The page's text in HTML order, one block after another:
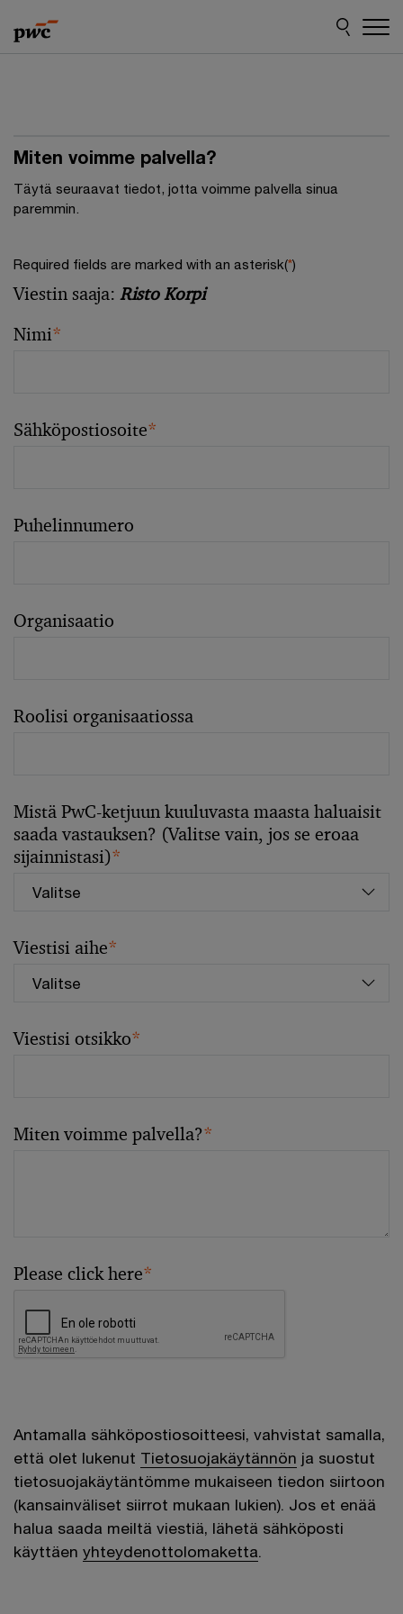
to
content
to
footer
Miten voimme palvella?
Täytä seuraavat tiedot, jotta voimme palvella sinua
paremmin.
Required fields are marked with an asterisk(*)
Viestin saaja: Risto Korpi
Nimi*
Sähköpostiosoite*
Puhelinnumero
Organisaatio
Roolisi organisaatiossa
Mistä PwC-ketjuun kuuluvasta maasta haluaisit
saada vastauksen? (Valitse vain, jos se eroaa
sijainnistasi)*
Viestisi aihe*
Viestisi otsikko*
Miten voimme palvella?*
Please click here*
Antamalla sähköpostiosoitteesi, vahvistat samalla,
että olet lukenut Tietosuojakäytännön ja suostut
tietosuojakäytäntömme mukaiseen tiedon siirtoon
(kansainväliset siirrot mukaan lukien). Jos et enää
halua saada meiltä viestiä, lähetä sähköposti
käyttäen yhteydenottolomaketta.